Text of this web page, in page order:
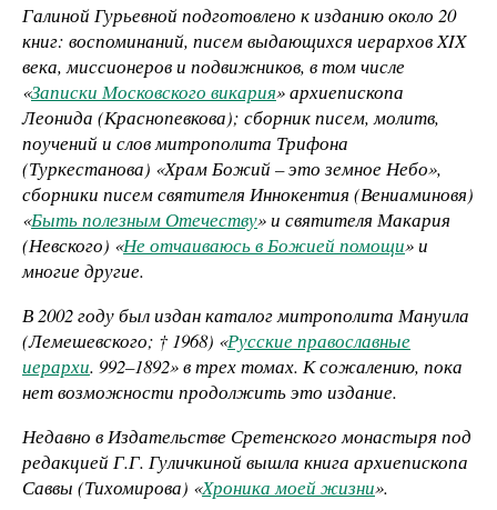
Галиной Гурьевной подготовлено к изданию около 20
книг: воспоминаний, писем выдающихся иерархов XIX
века, миссионеров и подвижников, в том числе
«Записки Московского викария» архиепископа
Леонида (Краснопевкова); сборник писем, молитв,
поучений и слов митрополита Трифона
(Туркестанова) «Храм Божий – это земное Небо»,
сборники писем святителя Иннокентия (Вениаминовя)
«Быть полезным Отечеству» и святителя Макария
(Невского) «Не отчаиваюсь в Божией помощи» и
многие другие.
В 2002 году был издан каталог митрополита Мануила
(Лемешевского; † 1968) «Русские православные
иерархи. 992–1892» в трех томах. К сожалению, пока
нет возможности продолжить это издание.
Недавно в Издательстве Сретенского монастыря под
редакцией Г.Г. Гуличкиной вышла книга архиепископа
Саввы (Тихомирова) «Хроника моей жизни».